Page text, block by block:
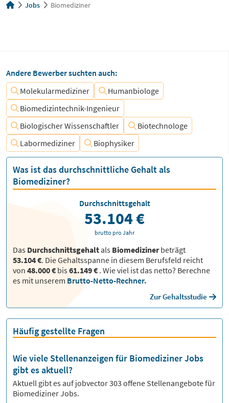
Jobs Biomediziner
Andere Bewerber suchten auch:
Molekularmediziner
Humanbiologe
Biomedizintechnik-Ingenieur
Biologischer Wissenschaftler
Biotechnologe
Labormediziner
Biophysiker
Was ist das durchschnittliche Gehalt als
Biomediziner?
Das Durchschnittsgehaltals Biomedizinerbeträgt
53.104 €. Die Gehaltsspanne in diesem Berufsfeld reicht
von 48.000 € bis61.149 € . Wie viel ist das netto? Berechne
es mit unserem Brutto-Netto-Rechner.
Zur Gehaltsstudie
Durchschnittsgehalt
53.104 €
brutto pro Jahr
Häufig gestellte Fragen
Wie viele Stellenanzeigen für Biomediziner Jobs
gibt es aktuell?
Aktuell gibt es auf jobvector303 offene Stellenangebote für
Biomediziner Jobs.